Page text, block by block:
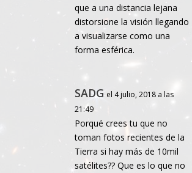
que a una distancia lejana
distorsione la visión llegando
a visualizarse como una
forma esférica.
SADG el 4 julio, 2018 a las
21:49
Porqué crees tu que no
toman fotos recientes de la
Tierra si hay más de 10mil
satélites?? Que es lo que no